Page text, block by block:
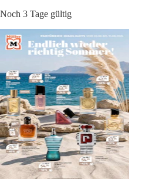
Noch 3 Tage gültig